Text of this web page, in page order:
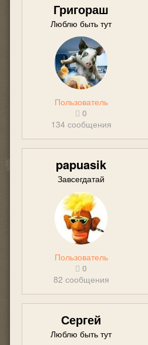
Григораш
Люблю быть тут
Пользователь
0
134 сообщения
papuasik
Завсегдатай
Пользователь
0
82 сообщения
Сергей
Люблю быть тут